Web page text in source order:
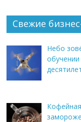
Свежие
Небо